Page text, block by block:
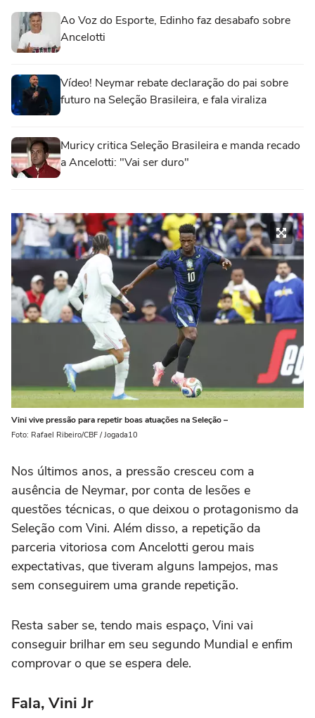
Ao Voz do Esporte, Edinho faz desabafo sobre
Ancelotti
Vídeo! Neymar rebate declaração do pai sobre
futuro na Seleção Brasileira, e fala viraliza
Muricy critica Seleção Brasileira e manda recado
a Ancelotti: "Vai ser duro"
Vini vive pressão para repetir boas atuações na Seleção –
Foto: Rafael Ribeiro/CBF / Jogada10
Nos últimos anos, a pressão cresceu com a
ausência de Neymar, por conta de lesões e
questões técnicas, o que deixou o protagonismo da
Seleção com Vini. Além disso, a repetição da
parceria vitoriosa com Ancelotti gerou mais
expectativas, que tiveram alguns lampejos, mas
sem conseguirem uma grande repetição.
Resta saber se, tendo mais espaço, Vini vai
conseguir brilhar em seu segundo Mundial e enfim
comprovar o que se espera dele.
Fala, Vini Jr